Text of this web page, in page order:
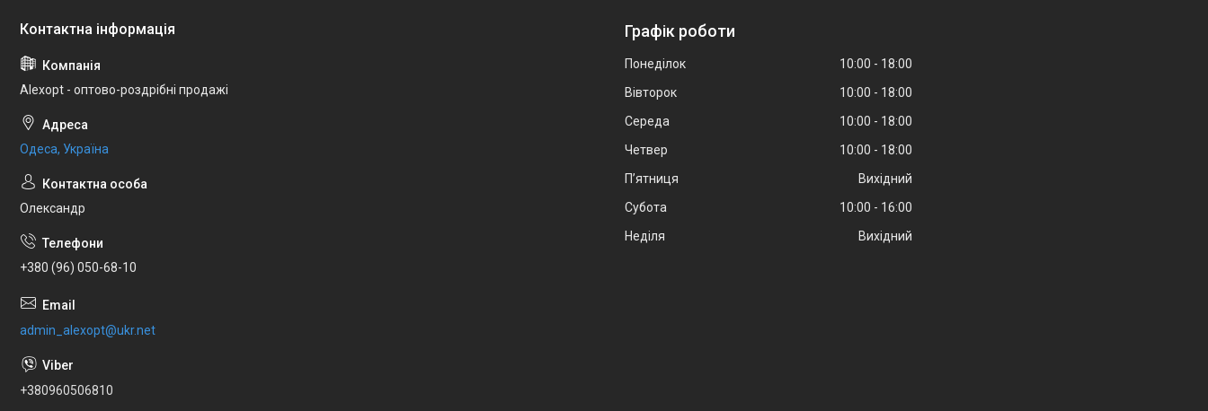
Alexopt - оптово-роздрібні продажі
Одеса, Україна
Олександр
+380 (96) 050-68-10
admin_alexopt@ukr.net
+380960506810
Графік роботи
Понеділок 10:00
18:00
Вівторок
10:00
18:00
Середа
10:00
18:00
Четвер
10:00
18:00
Пʼятниця
Вихідний
Субота
10:00
16:00
Неділя
Вихідний